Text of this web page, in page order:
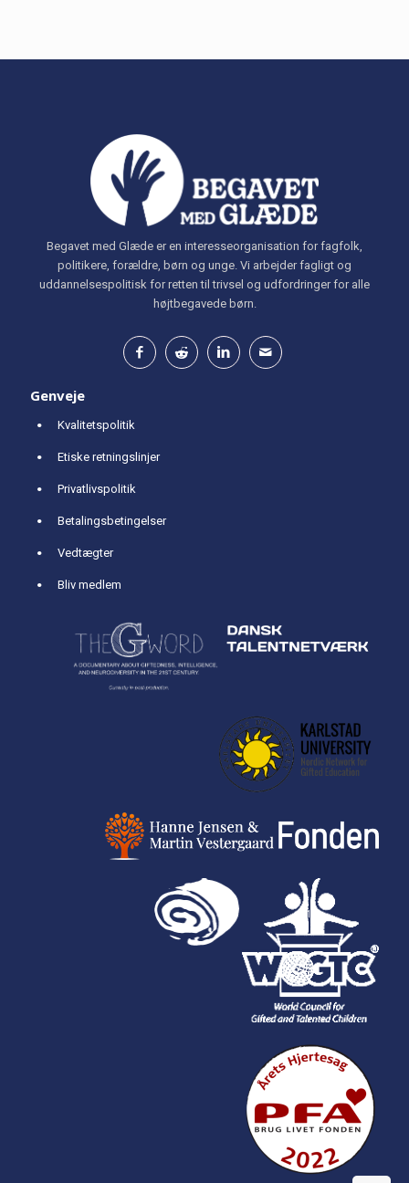
Begavet med Glæde er en interesseorganisation for fagfolk,
politikere, forældre, børn og unge. Vi arbejder fagligt og
uddannelsespolitisk for retten til trivsel og udfordringer for alle
højtbegavede børn.
Genveje
Kvalitetspolitik
Etiske retningslinjer
Privatlivspolitik
Betalingsbetingelser
Vedtægter
Bliv medlem